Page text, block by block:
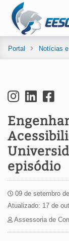
Portal Notícias
episódio
09 de setembro
Atualizado: 17 de
Assessoria de